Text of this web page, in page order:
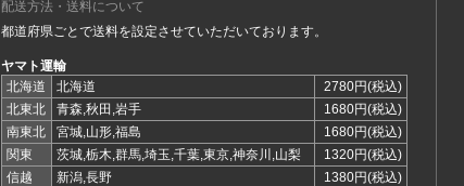
配送方法・送料について
都道府県ごとで送料を設定させていただいております。
ヤマト運輸
北海道
北海道
2780円(税込)
北東北
青森,秋田,岩手
1680円(税込)
南東北
宮城,山形,福島
1680円(税込)
関東
茨城,栃木,群馬,埼玉,千葉,東京,神奈川,山梨
1320円(税込)
信越
新潟,長野
1380円(税込)